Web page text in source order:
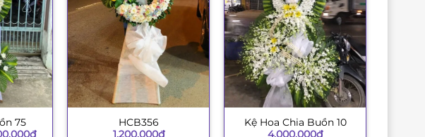
75
Giá
HCB356
+Kệ Hoa Chia Buồn 10